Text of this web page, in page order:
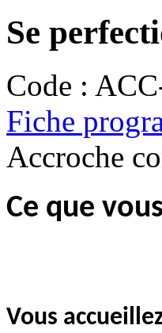
Se
Code :
Fiche
Accroche
Ce que
Vous